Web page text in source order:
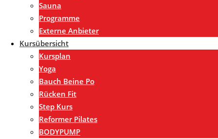
Sauna
Programme
Externe Anbieter
Kursübersicht
Kursplan
Yoga
Bauch Beine Po
Rücken Fit
Step Kurs
Reformer Pilates
BODYPUMP